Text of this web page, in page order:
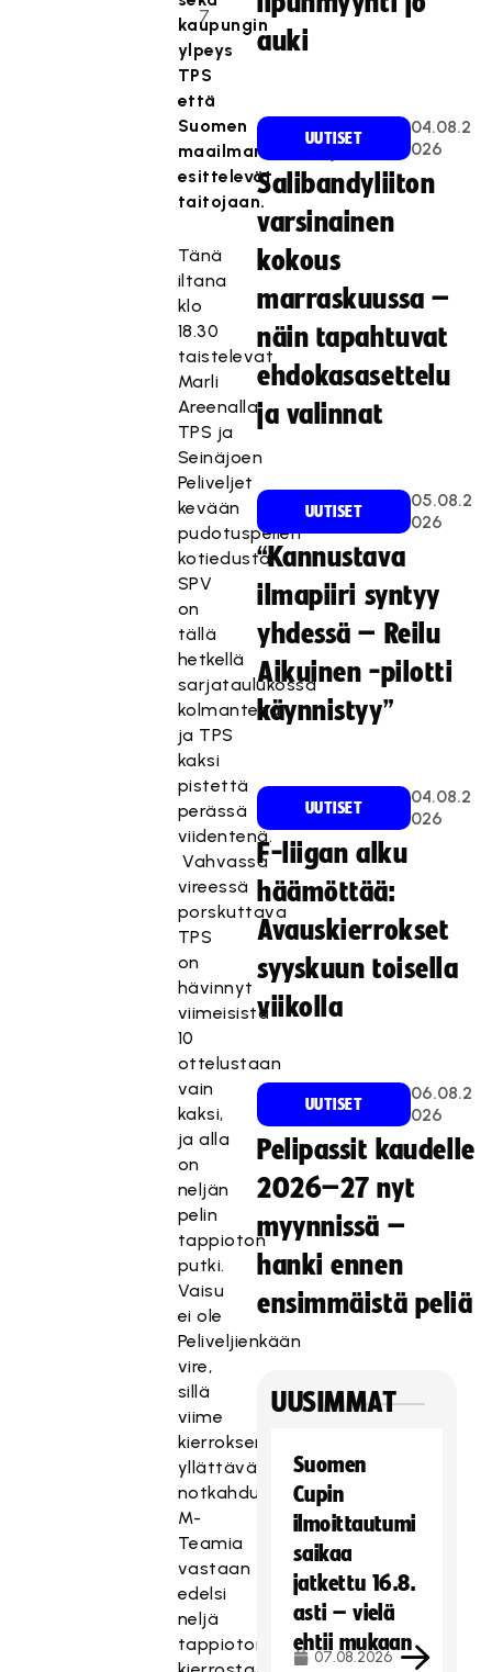
7
kaupungin
ylpeys
TPS
että
Suomen
maailmanmestarijoukkue
esittelevät
taitojaan.
Tänä
iltana
klo
18.30
taistelevat
Marli
Areenalla
TPS ja
Seinäjoen
Peliveljet
kevään
pudotuspelien
kotiedusta.
SPV
on
tällä
hetkellä
sarjataulukossa
kolmantena
ja TPS
kaksi
pistettä
perässä
viidentenä.
Vahvassa
vireessä
porskuttava
TPS
on
hävinnyt
viimeisistä
10
ottelustaan
vain
kaksi,
ja alla
on
neljän
pelin
tappioton
putki.
Vaisu
ei ole
Peliveljienkään
vire,
sillä
viime
kierroksen
yllättävää
notkahdusta
M-
Teamia
vastaan
edelsi
neljä
tappiotonta
auki
UUTISET
04.08.2
026
Salibandyliiton
varsinainen
kokous
marraskuussa –
näin tapahtuvat
ehdokasasettelu
ja valinnat
UUTISET
05.08.2
026
“Kannustava
ilmapiiri syntyy
yhdessä – Reilu
Aikuinen -pilotti
käynnistyy”
UUTISET
04.08.2
026
F-liigan alku
häämöttää:
Avauskierrokset
syyskuun toisella
viikolla
UUTISET
06.08.2
026
Pelipassit kaudelle
2026–27 nyt
myynnissä –
hanki ennen
ensimmäistä peliä
UUSIMMAT
Suomen
Cupin
ilmoittautumi
saikaa
jatkettu 16.8.
asti – vielä
ehtii mukaan
07.08.2026